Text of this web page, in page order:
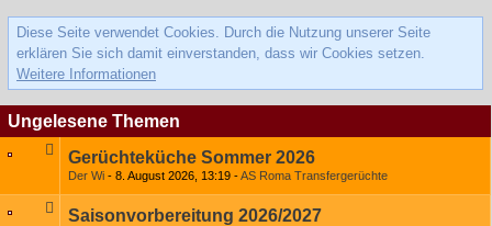
Diese Seite verwendet Cookies. Durch die Nutzung unserer Seite
erklären Sie sich damit einverstanden, dass wir Cookies setzen.
Weitere Informationen
Ungelesene Themen
Gerüchteküche Sommer 2026
Der Wi 8. August 2026, 13:19 AS Roma Transfergerüchte
Saisonvorbereitung 2026/2027